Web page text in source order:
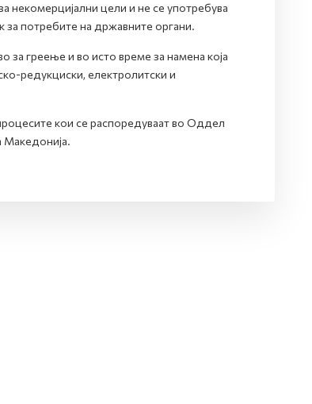
некомерцијални цели и не се употребува
за потребите на државните органи.
за греење и во исто време за намена која
редукциски, електролитски и
кои се распоредуваат во Оддел
Македонија.